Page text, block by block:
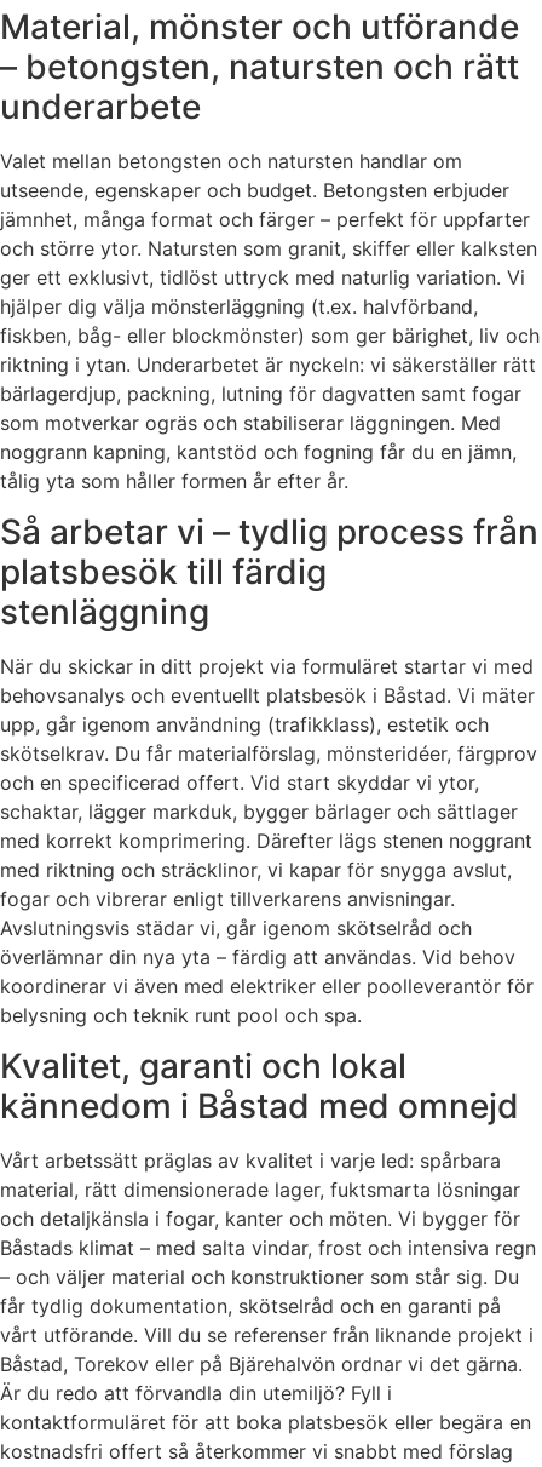
Material, mönster och utförande
– betongsten, natursten och rätt
underarbete
Valet mellan betongsten och natursten handlar om
utseende, egenskaper och budget. Betongsten erbjuder
jämnhet, många format och färger – perfekt för uppfarter
och större ytor. Natursten som granit, skiffer eller kalksten
ger ett exklusivt, tidlöst uttryck med naturlig variation. Vi
hjälper dig välja mönsterläggning (t.ex. halvförband,
fiskben, båg- eller blockmönster) som ger bärighet, liv och
riktning i ytan. Underarbetet är nyckeln: vi säkerställer rätt
bärlagerdjup, packning, lutning för dagvatten samt fogar
som motverkar ogräs och stabiliserar läggningen. Med
noggrann kapning, kantstöd och fogning får du en jämn,
tålig yta som håller formen år efter år.
Så arbetar vi – tydlig process från
platsbesök till färdig
stenläggning
När du skickar in ditt projekt via formuläret startar vi med
behovsanalys och eventuellt platsbesök i Båstad. Vi mäter
upp, går igenom användning (trafikklass), estetik och
skötselkrav. Du får materialförslag, mönsteridéer, färgprov
och en specificerad offert. Vid start skyddar vi ytor,
schaktar, lägger markduk, bygger bärlager och sättlager
med korrekt komprimering. Därefter lägs stenen noggrant
med riktning och sträcklinor, vi kapar för snygga avslut,
fogar och vibrerar enligt tillverkarens anvisningar.
Avslutningsvis städar vi, går igenom skötselråd och
överlämnar din nya yta – färdig att användas. Vid behov
koordinerar vi även med elektriker eller poolleverantör för
belysning och teknik runt pool och spa.
Kvalitet, garanti och lokal
kännedom i Båstad med omnejd
Vårt arbetssätt präglas av kvalitet i varje led: spårbara
material, rätt dimensionerade lager, fuktsmarta lösningar
och detaljkänsla i fogar, kanter och möten. Vi bygger för
Båstads klimat – med salta vindar, frost och intensiva regn
– och väljer material och konstruktioner som står sig. Du
får tydlig dokumentation, skötselråd och en garanti på
vårt utförande. Vill du se referenser från liknande projekt i
Båstad, Torekov eller på Bjärehalvön ordnar vi det gärna.
Är du redo att förvandla din utemiljö? Fyll i
kontaktformuläret för att boka platsbesök eller begära en
kostnadsfri offert så återkommer vi snabbt med förslag